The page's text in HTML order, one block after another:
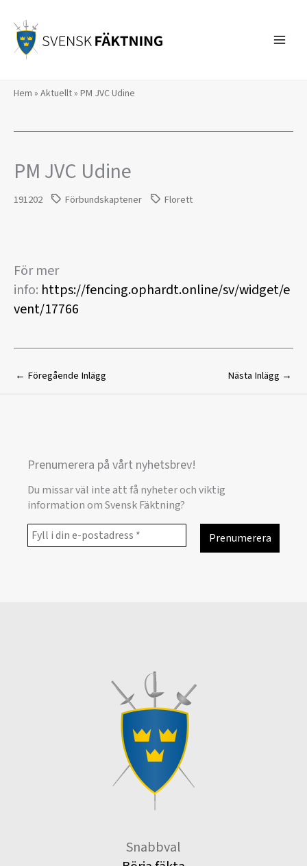
innehåll
Hem » Aktuellt» PM JVC Udine
PM JVC Udine
191202 Förbundskaptener Florett
För mer
info: https://fencing.ophardt.online/sv/widget/e
vent/17766
← Föregående Inlägg Nästa Inlägg →
Prenumerera på vårt nyhetsbrev!
Du missar väl inte att få nyheter och viktig
information om Svensk Fäktning?
Snabbval